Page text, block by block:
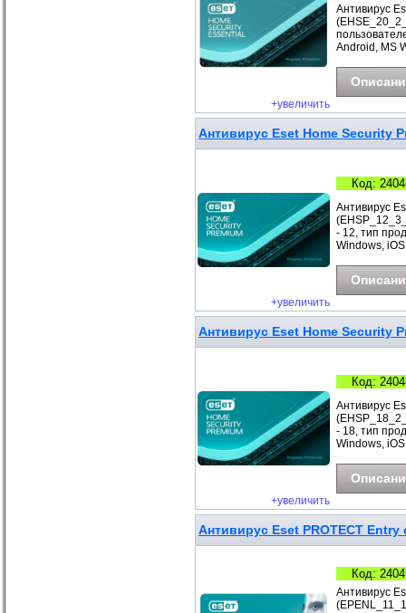
+увеличить
Антивирус
Android, MS
Антивирус Eset Home Security
+увеличить
Код:
Антивирус
- 12, тип
Windows,
Антивирус Eset Home Security
+увеличить
Код:
Антивирус
- 18, тип
Windows,
Антивирус Eset PROTECT
Код:
Антивирус